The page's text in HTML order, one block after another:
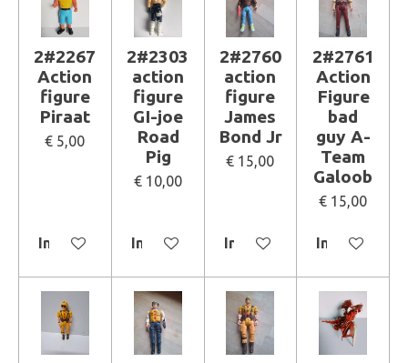
2#2267
Action
figure
Piraat
€ 5,00
In winkelwagen
2#2303
action
figure
GI-joe
Road
Pig
€ 10,00
In winkelwagen
2#2760
action
figure
James
Bond Jr
€ 15,00
In winkelwagen
2#2761
Action
Figure
bad
guy A-
Team
Galoob
€ 15,00
In